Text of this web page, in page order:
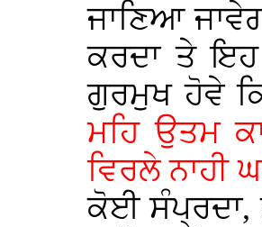
ਜਾਣਿਆ
ਕਰਦਾ ਤੇ
ਗੁਰਮੁਖ ਹੋਵੇ
ਮਹਿ ਉਤਮ
ਵਿਰਲੇ ਨਾਹੀ
ਕੋਈ ਸੰਪ੍ਰਦਾ,